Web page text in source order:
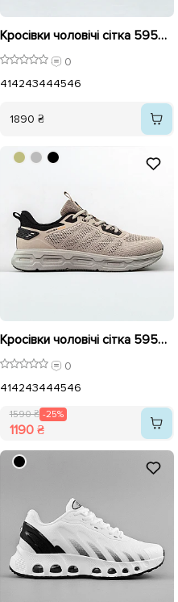
Кросівки чоловічі сітка 595411 Бежеві
0
414243444546
1890 ₴
Кросівки чоловічі сітка 595080 Бежеві розпродаж
0
414243444546
1590 ₴ -25%
1190 ₴